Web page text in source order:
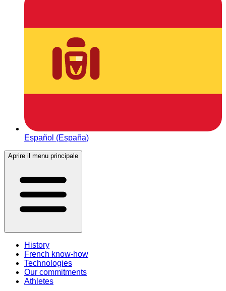
Español (España)
Aprire il menu principale
History
French know-how
Technologies
Our commitments
Athletes